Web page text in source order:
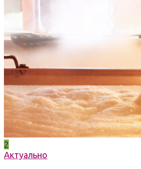
2
Актуально